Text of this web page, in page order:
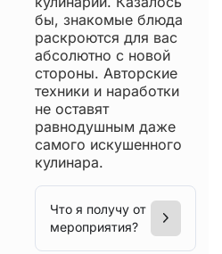
бы, знакомые блюда
раскроются для вас
абсолютно с новой
стороны. Авторские
техники и наработки
не оставят
равнодушным даже
самого искушенного
кулинара.
Что я получу от
мероприятия?